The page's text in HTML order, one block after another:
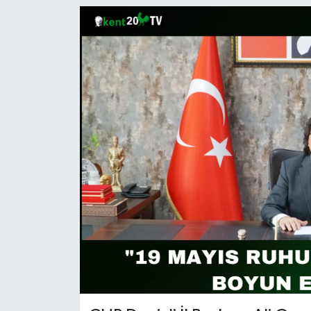
RESMİ İLAN